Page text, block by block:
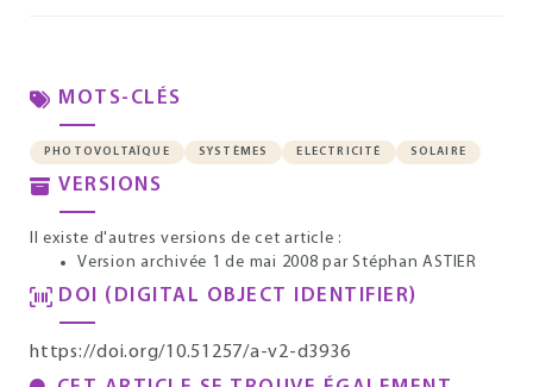
MOTS-CLÉS
PHOTOVOLTAÏQUE SYSTÈMES ELECTRICITÉ SOLAIRE
VERSIONS
Il existe d'autres versions de cet article :
Version archivée 1 de mai 2008 par Stéphan ASTIER
DOI (DIGITAL OBJECT IDENTIFIER)
https://doi.org/10.51257/a-v2-d3936